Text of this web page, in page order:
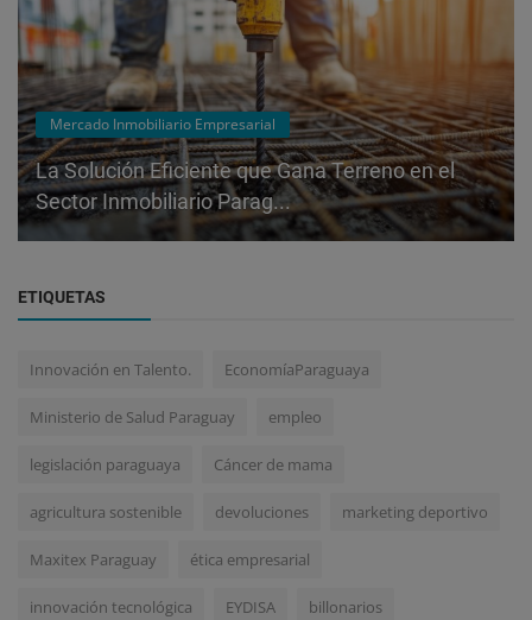
Mercado Inmobiliario Empresarial
La Solución Eficiente que Gana Terreno en el
Sector Inmobiliario Parag...
ETIQUETAS
Innovación en Talento. EconomíaParaguaya
Ministerio de Salud Paraguay empleo
legislación paraguaya Cáncer de mama
agricultura sostenible devoluciones marketing deportivo
Maxitex Paraguay ética empresarial
innovación tecnológica EYDISA billonarios